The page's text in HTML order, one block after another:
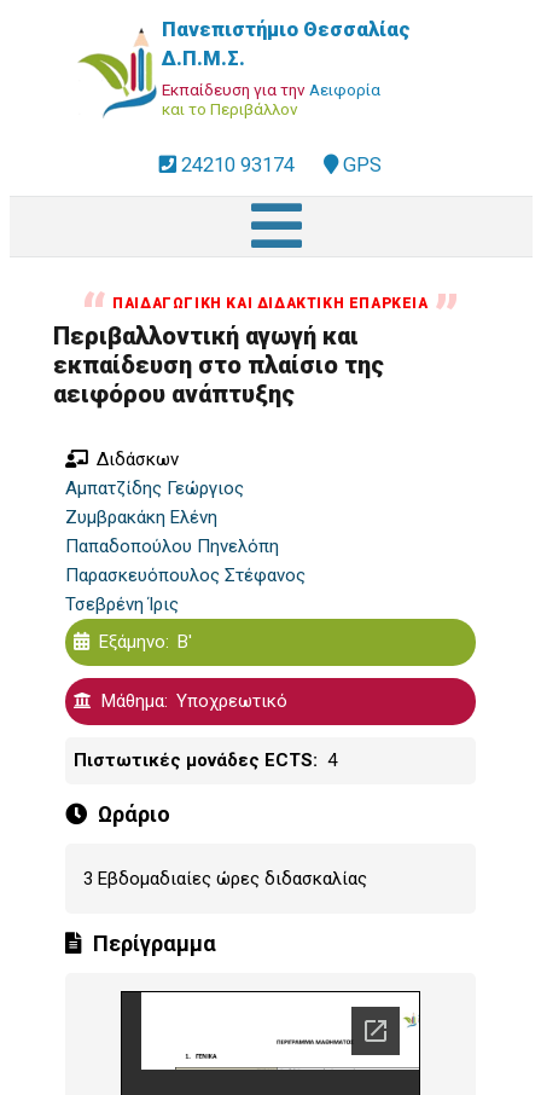
Πανεπιστήμιο Θεσσαλίας
Δ.Π.Μ.Σ.
Εκπαίδευση για την Αειφορία
και το Περιβάλλον
fa-
square
dropdown
24210 93174 address
GPS
ΠΑΙΔΑΓΩΓΙΚΉ ΚΑΙ ΔΙΔΑΚΤΙΚΉ ΕΠΆΡΚΕΙΑ
Περιβαλλοντική αγωγή και
εκπαίδευση στο πλαίσιο της
αειφόρου ανάπτυξης
Διδάσκων
Αμπατζίδης Γεώργιος
Ζυμβρακάκη Ελένη
Παπαδοπούλου Πηνελόπη
Παρασκευόπουλος Στέφανος
Τσεβρένη Ίρις
Εξάμηνο
Β'
Μάθημα Υποχρεωτικό
Πιστωτικές μονάδες ECTS 4
Ωράριο
3 Εβδομαδιαίες ώρες διδασκαλίας
Περίγραμμα